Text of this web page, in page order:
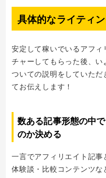
具体的なライティ
安定して稼いでいるアフ
チャーしてもらった後、
ついての説明をしていた
てお伝えします！
数ある記事形態の中
のか決める
一言でアフィリエイト記
体験談・比較コンテンツ